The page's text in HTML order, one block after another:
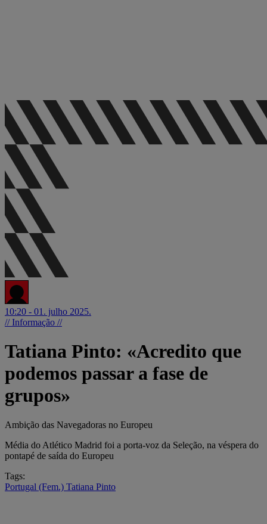
10:20 - 01. julho 2025.
// Informação //
Tatiana Pinto: «Acredito que
podemos passar a fase de
grupos»
Ambição das Navegadoras no Europeu
Média do Atlético Madrid foi a porta-voz da Seleção, na véspera do
pontapé de saída do Europeu
Tags:
Portugal (Fem.) Tatiana Pinto